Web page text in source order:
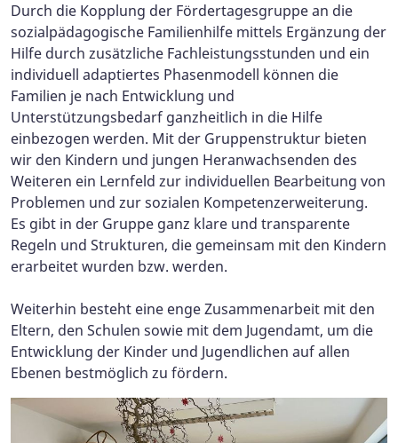
Durch die Kopplung der Fördertagesgruppe an die
sozialpädagogische Familienhilfe mittels Ergänzung der
Hilfe durch zusätzliche Fachleistungsstunden und ein
individuell adaptiertes Phasenmodell können die
Familien je nach Entwicklung und
Unterstützungsbedarf ganzheitlich in die Hilfe
einbezogen werden. Mit der Gruppenstruktur bieten
wir den Kindern und jungen Heranwachsenden des
Weiteren ein Lernfeld zur individuellen Bearbeitung von
Problemen und zur sozialen Kompetenzerweiterung.
Es gibt in der Gruppe ganz klare und transparente
Regeln und Strukturen, die gemeinsam mit den Kindern
erarbeitet wurden bzw. werden.
Weiterhin besteht eine enge Zusammenarbeit mit den
Eltern, den Schulen sowie mit dem Jugendamt, um die
Entwicklung der Kinder und Jugendlichen auf allen
Ebenen bestmöglich zu fördern.